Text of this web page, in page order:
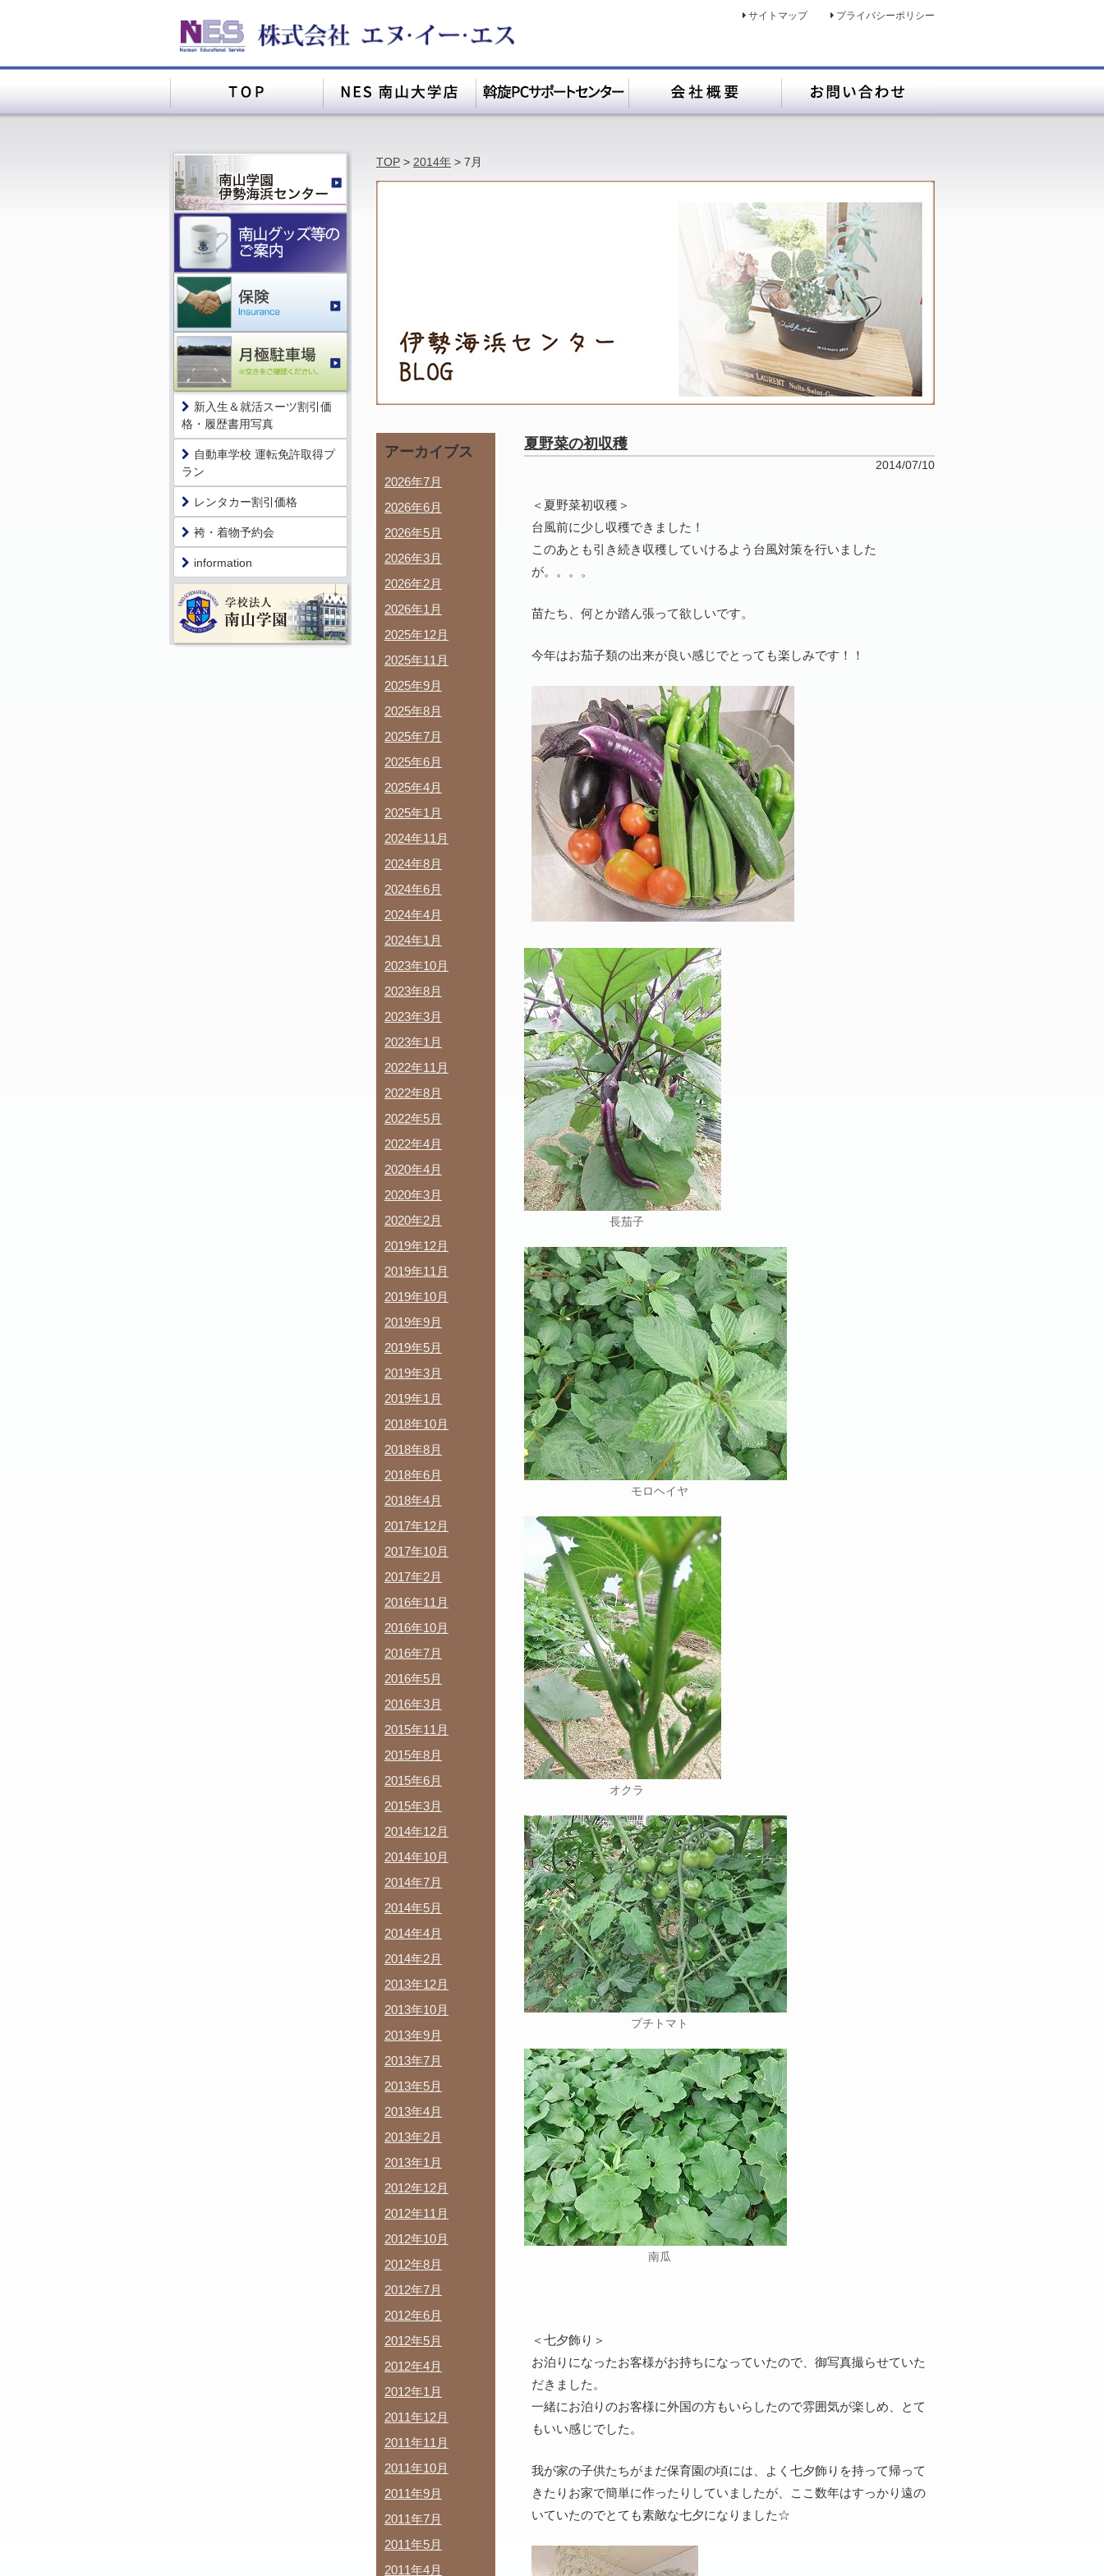
サイトマップ プライバシーポリシー
TOP > 2014年 > 7月
夏野菜の初収穫
2014/07/10
＜夏野菜初収穫＞
台風前に少し収穫できました！
このあとも引き続き収穫していけるよう台風対策を行いました
が。。。。
苗たち、何とか踏ん張って欲しいです。
今年はお茄子類の出来が良い感じでとっても楽しみです！！
長茄子
モロヘイヤ
オクラ
プチトマト
南瓜
＜七夕飾り＞
お泊りになったお客様がお持ちになっていたので、御写真撮らせていた
だきました。
一緒にお泊りのお客様に外国の方もいらしたので雰囲気が楽しめ、とて
もいい感じでした。
我が家の子供たちがまだ保育園の頃には、よく七夕飾りを持って帰って
きたりお家で簡単に作ったりしていましたが、ここ数年はすっかり遠の
いていたのでとても素敵な七夕になりました☆
アーカイブス
2026年7月
2026年6月
2026年5月
2026年3月
2026年2月
2026年1月
2025年12月
2025年11月
2025年9月
2025年8月
2025年7月
2025年6月
2025年4月
2025年1月
2024年11月
2024年8月
2024年6月
2024年4月
2024年1月
2023年10月
2023年8月
2023年3月
2023年1月
2022年11月
2022年8月
2022年5月
2022年4月
2020年4月
2020年3月
2020年2月
2019年12月
2019年11月
2019年10月
2019年9月
2019年5月
2019年3月
2019年1月
2018年10月
2018年8月
2018年6月
2018年4月
2017年12月
2017年10月
2017年2月
2016年11月
2016年10月
2016年7月
2016年5月
2016年3月
2015年11月
2015年8月
2015年6月
2015年3月
2014年12月
2014年10月
2014年7月
2014年5月
2014年4月
2014年2月
2013年12月
2013年10月
2013年9月
2013年7月
2013年5月
2013年4月
2013年2月
2013年1月
2012年12月
2012年11月
2012年10月
2012年8月
2012年7月
2012年6月
2012年5月
2012年4月
2012年1月
2011年12月
2011年11月
2011年10月
2011年9月
2011年7月
2011年5月
2011年4月
新入生＆就活スーツ割引価
格・履歴書用写真
自動車学校 運転免許取得プ
ラン
レンタカー割引価格
袴・着物予約会
information